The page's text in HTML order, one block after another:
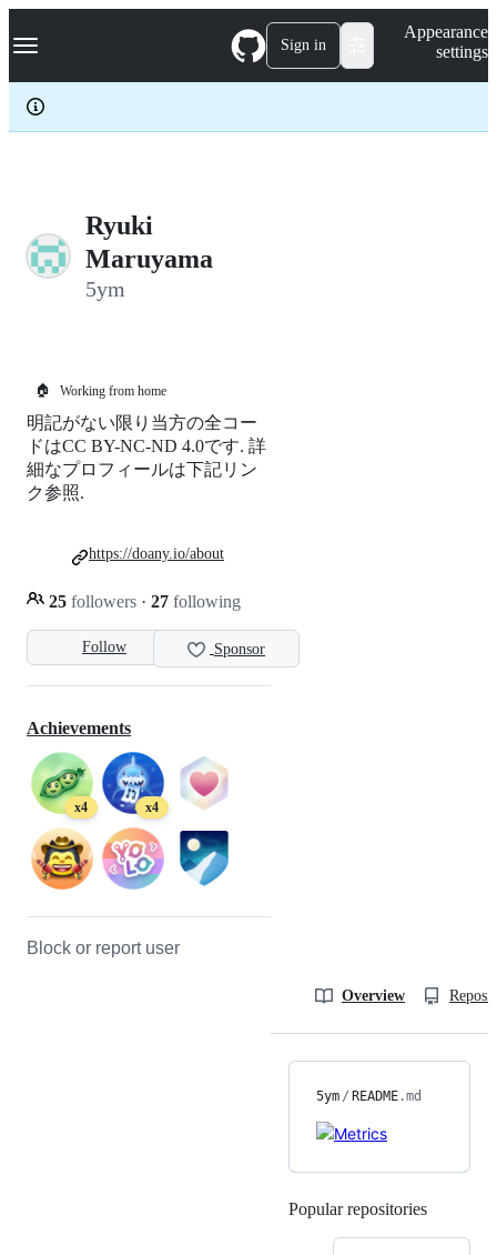
k
p
c
Navigation Menu Sign in
Appearance
settings
Ryuki
Maruyama
5ym
🏠 Working from home
Follow Sponsor
明記がない限り当方の全コー
ドはCC BY-NC-ND 4.0です. 詳
細なプロフィールは下記リン
ク参照.
25 followers · 27 following
https://doany.io/about
Achievements
x4 x4
Block or report user
Overview
5ym / README.md
Popular repositories